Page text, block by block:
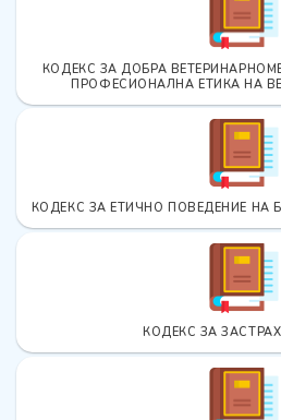
КОДЕКС ЗА ДОБРА
ПРОФЕСИОНАЛНА ЕТИКА НА
КОДЕКС ЗА ЕТИЧНО ПОВЕДЕНИЕ НА
КОДЕКС ЗА